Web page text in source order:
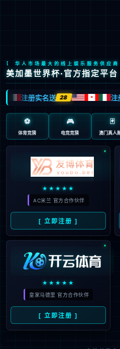
今年会文化
践行“通”的哲学，以人为本，诚信通达；
立天人合一之德，行大健康之道。
了解更多>